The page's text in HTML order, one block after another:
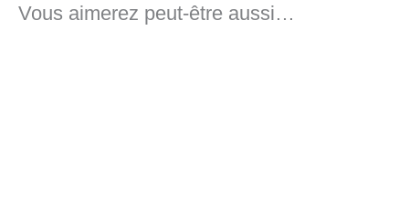
Vous aimerez peut-être aussi…